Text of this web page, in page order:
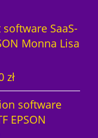
k
e
SaaS-
Monna Lisa
złA
k
u
software
EPSON